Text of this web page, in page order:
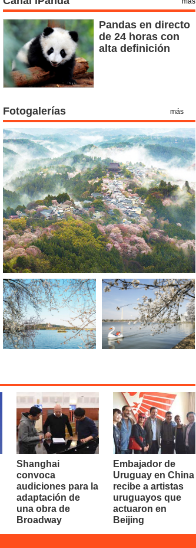
Pandas en directo
de 24 horas con
alta definición
Fotogalerías más
Shanghai
convoca
audiciones para la
adaptación de
una obra de
Broadway
Embajador de
Uruguay en China
recibe a artistas
uruguayos que
actuaron en
Beijing